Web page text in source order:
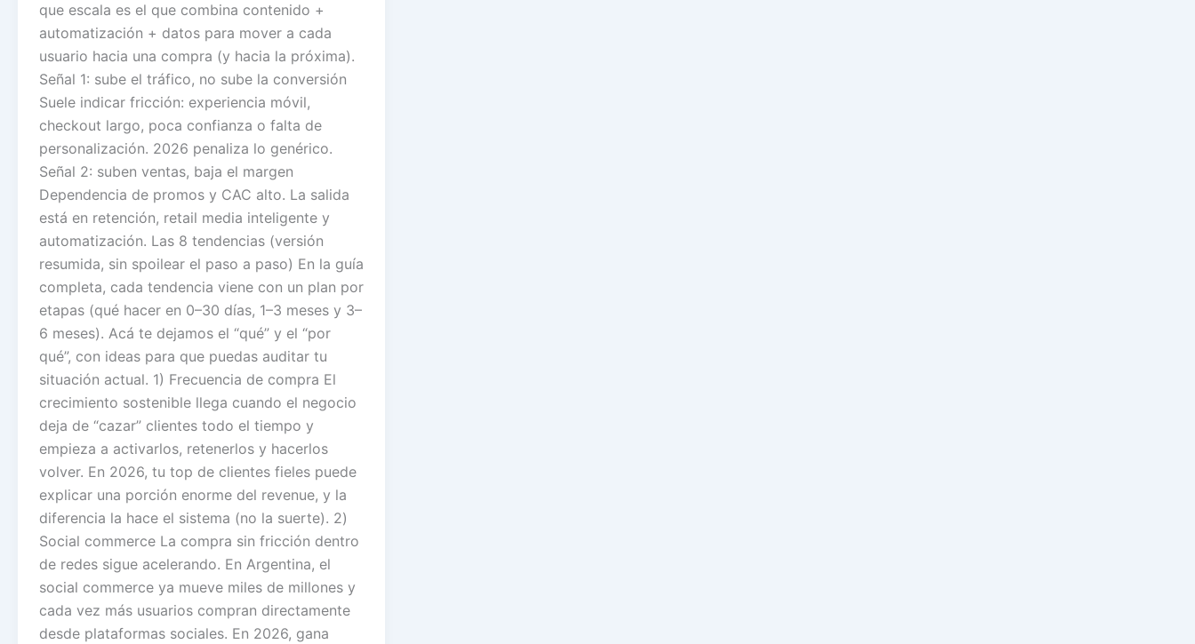
que escala es el que combina contenido +
automatización + datos para mover a cada
usuario hacia una compra (y hacia la próxima).
Señal 1: sube el tráfico, no sube la conversión
Suele indicar fricción: experiencia móvil,
checkout largo, poca confianza o falta de
personalización. 2026 penaliza lo genérico.
Señal 2: suben ventas, baja el margen
Dependencia de promos y CAC alto. La salida
está en retención, retail media inteligente y
automatización. Las 8 tendencias (versión
resumida, sin spoilear el paso a paso) En la guía
completa, cada tendencia viene con un plan por
etapas (qué hacer en 0–30 días, 1–3 meses y 3–
6 meses). Acá te dejamos el “qué” y el “por
qué”, con ideas para que puedas auditar tu
situación actual. 1) Frecuencia de compra El
crecimiento sostenible llega cuando el negocio
deja de “cazar” clientes todo el tiempo y
empieza a activarlos, retenerlos y hacerlos
volver. En 2026, tu top de clientes fieles puede
explicar una porción enorme del revenue, y la
diferencia la hace el sistema (no la suerte). 2)
Social commerce La compra sin fricción dentro
de redes sigue acelerando. En Argentina, el
social commerce ya mueve miles de millones y
cada vez más usuarios compran directamente
desde plataformas sociales. En 2026, gana